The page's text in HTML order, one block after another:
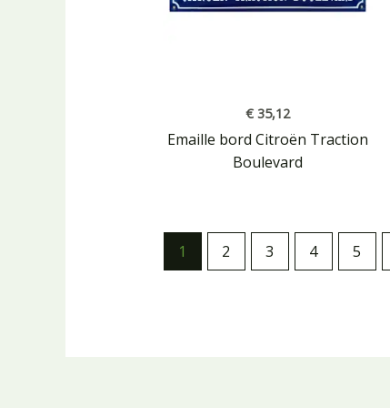
€ 35,12
Emaille bord Citroën Traction
Boulevard
1 2 3 4 5